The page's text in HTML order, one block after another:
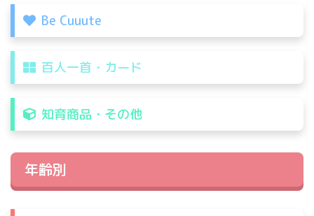
Be Cuuute
百人一首・カード
知育商品・その他
年齢別